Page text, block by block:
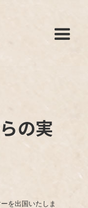
の実
を出国いたしま